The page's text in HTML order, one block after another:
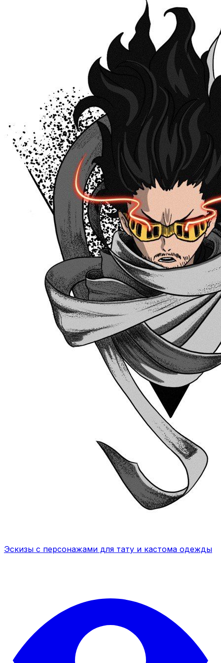
Эскизы с персонажами для тату и кастома одежды